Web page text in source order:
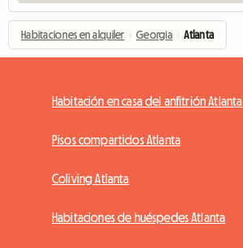
Habitaciones en alquiler › Georgia › Atlanta
Habitación en casa del anfitrión Atlanta
Pisos compartidos Atlanta
Coliving Atlanta
Habitaciones de huéspedes Atlanta